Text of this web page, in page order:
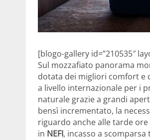
[blogo-gallery id=”210535″
Sul mozzafiato panorama
dotata dei migliori comfort e
a livello internazionale per i
naturale grazie a grandi
bensì incrementato, la
riguardo anche alle tarde
in NEFI, incasso a